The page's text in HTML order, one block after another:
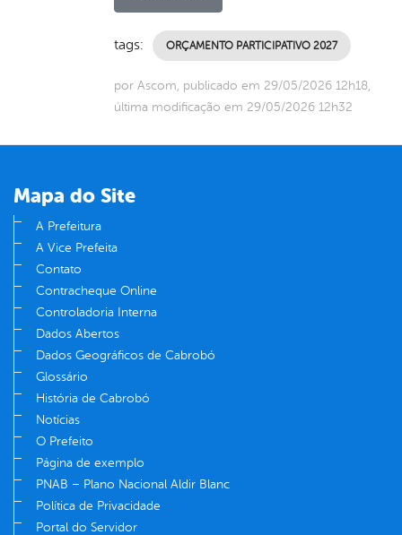
tags: ORÇAMENTO PARTICIPATIVO 2027
por Ascom, publicado em 29/05/2026 12h18,
última modificação em 29/05/2026 12h32
Mapa do Site
A Prefeitura
A Vice Prefeita
Contato
Contracheque Online
Controladoria Interna
Dados Abertos
Dados Geográficos de Cabrobó
Glossário
História de Cabrobó
Notícias
O Prefeito
Página de exemplo
PNAB – Plano Nacional Aldir Blanc
Política de Privacidade
Portal do Servidor